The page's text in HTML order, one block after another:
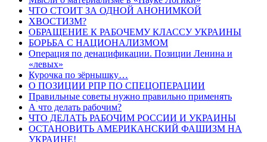
ЧТО СТОИТ ЗА ОДНОЙ АНОНИМКОЙ
ХВОСТИЗМ?
ОБРАЩЕНИЕ К РАБОЧЕМУ КЛАССУ УКРАИНЫ
БОРЬБА С НАЦИОНАЛИЗМОМ
Операция по денацификации. Позиции Ленина и
«левых»
Курочка по зёрнышку…
О ПОЗИЦИИ РПР ПО СПЕЦОПЕРАЦИИ
Правильные советы нужно правильно применять
А что делать рабочим?
ЧТО ДЕЛАТЬ РАБОЧИМ РОССИИ И УКРАИНЫ
ОСТАНОВИТЬ АМЕРИКАНСКИЙ ФАШИЗМ НА
УКРАИНЕ!